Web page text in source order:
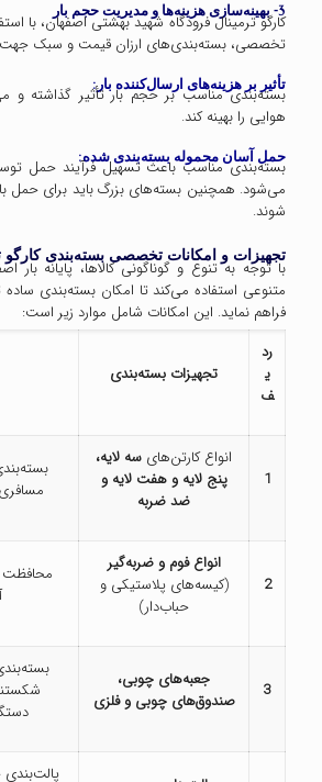
3- بهینه‌سازی هزینه‌ها و مدیریت حجم بار
کارگو ترمینال فرودگاه شهید بهشتی اصفهان، با
تخصصی، بسته‌بندی‌های ارزان قیمت و سبک جهت
تأثیر بر هزینه‌های ارسال‌کننده بار:
بسته‌بندی مناسب بر حجم بار تأثیر گذاشته و
هوایی را بهینه کند.
حمل آسان محموله بسته‌بندی شده:
بسته‌بندی مناسب باعث تسهیل فرآیند حمل توسط
می‌شود. همچنین بسته‌های بزرگ باید برای حمل با
شوند.
تجهیزات و امکانات تخصصی بسته‌بندی کارگو
با توجه به تنوع و گوناگونی کالاها، پایانه بار
متنوعی استفاده می‌کند تا امکان بسته‌بندی ساده
فراهم نماید. این امکانات شامل موارد زیر است:
رد
ی
ف
تجهیزات بسته‌بندی
1
انواع کارتن‌های سه لایه،
پنج لایه و هفت لایه و
ضد ضربه
2
انواع فوم و ضربه‌گیر
(کیسه‌های پلاستیکی و
حباب‌دار)
محافظت
3
جعبه‌های چوبی،
صندوق‌های چوبی و فلزی